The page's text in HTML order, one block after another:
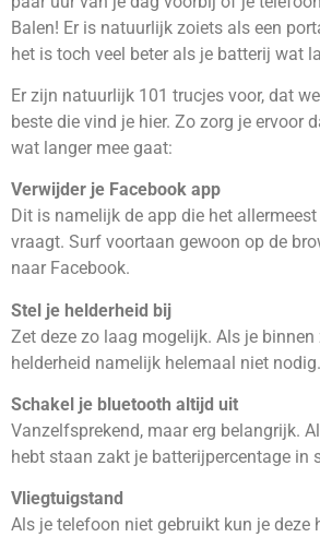
Balen! Er is natuurlijk zoiets als een
het is toch veel beter als je batterij wat
Er zijn natuurlijk 101 trucjes voor, dat
beste die vind je hier. Zo zorg je ervoor
wat langer mee gaat:
Verwijder je Facebook app
Dit is namelijk de app die het
vraagt. Surf voortaan gewoon op de
naar Facebook.
Stel je helderheid bij
Zet deze zo laag mogelijk. Als je binnen
helderheid namelijk helemaal niet nodig.
Schakel je bluetooth altijd uit
Vanzelfsprekend, maar erg belangrijk.
hebt staan zakt je batterijpercentage in
Vliegtuigstand
Als je telefoon niet gebruikt kun je deze